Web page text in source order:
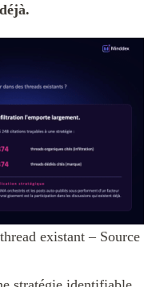
existant – Source